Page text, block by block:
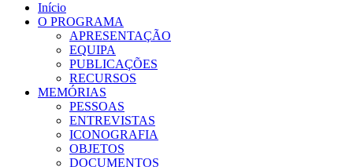
Início
O PROGRAMA
APRESENTAÇÃO
EQUIPA
PUBLICAÇÕES
RECURSOS
MEMÓRIAS
PESSOAS
ENTREVISTAS
ICONOGRAFIA
OBJETOS
DOCUMENTOS